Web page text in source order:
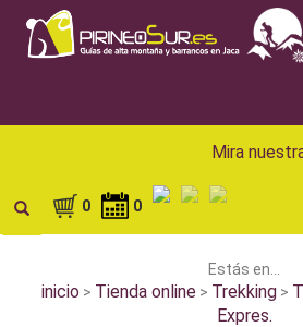
Mira
0 0
Estás en...
inicio > Tienda online> Trekking>
Expres.